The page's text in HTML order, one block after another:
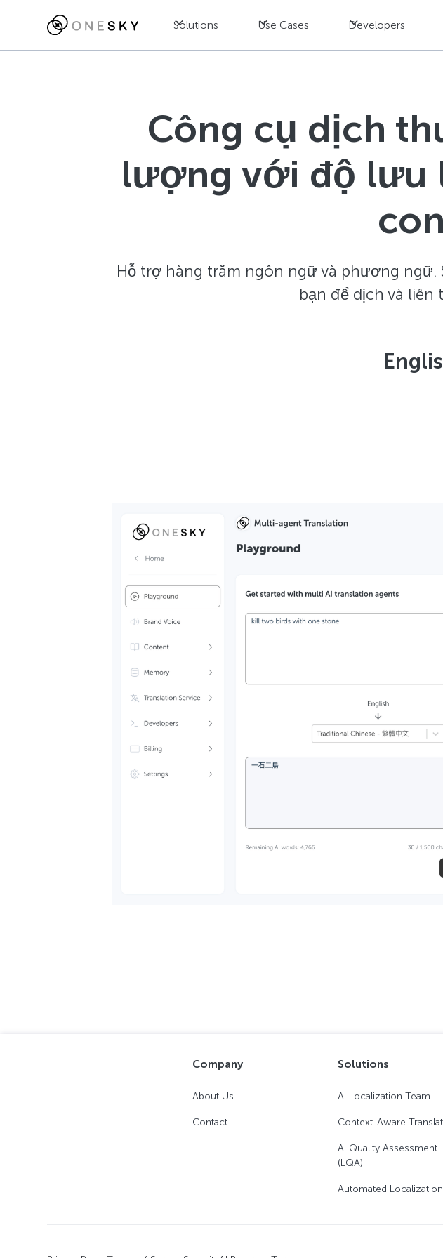
Solutions Use Cases Developers
Công cụ dịch
lượng với độ lưu
Hỗ trợ hàng trăm ngôn ngữ và phương ngữ.
bạn để dịch và liên
Company
About Us
Contact
Solutions
AI Localization Team
Context-Aware
AI Quality Assessment
(LQA)
Automated Localization